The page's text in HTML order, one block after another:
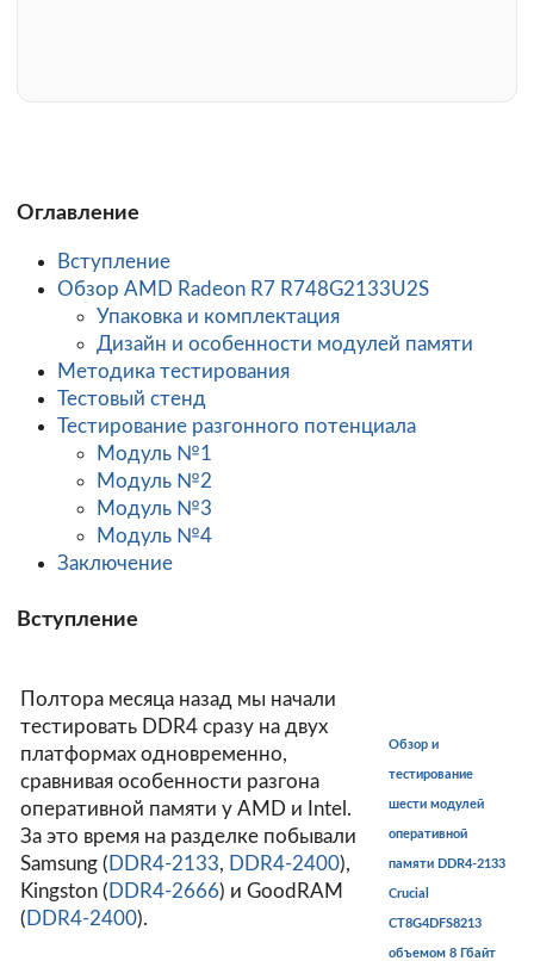
Оглавление
Вступление
Обзор AMD Radeon R7 R748G2133U2S
Упаковка и комплектация
Дизайн и особенности модулей памяти
Методика тестирования
Тестовый стенд
Тестирование разгонного потенциала
Модуль №1
Модуль №2
Модуль №3
Модуль №4
Заключение
Вступление
Полтора месяца назад мы начали
тестировать DDR4 сразу на двух
платформах одновременно,
сравнивая особенности разгона
оперативной памяти у AMD и Intel.
За это время на разделке побывали
Samsung ( DDR4-2133, DDR4-2400),
Kingston ( DDR4-2666) и GoodRAM
( DDR4-2400).
Обзор и
тестирование
шести модулей
оперативной
памяти DDR4-2133
Crucial
CT8G4DFS8213
объемом 8 Гбайт